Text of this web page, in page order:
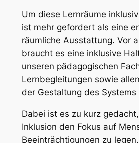
Um diese Lernräume
ist mehr gefordert als eine
räumliche Ausstattung. Vor
braucht es eine inklusive
unseren pädagogischen
Lernbegleitungen sowie
der Gestaltung des Systems
Dabei ist es zu kurz
Inklusion den Fokus auf
Beeinträchtigungen zu